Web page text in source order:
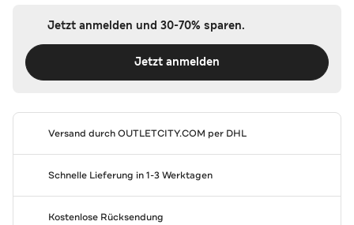
Jetzt anmelden und 30-70% sparen.
Jetzt anmelden
Versand durchOUTLETCITY.COM per DHL
Schnelle Lieferung in 1-3 Werktagen
Kostenlose Rücksendung